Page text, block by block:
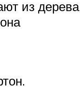
из